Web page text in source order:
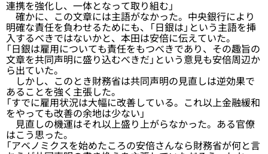
連携を強化し、一体となって取り組む」
確かに、この文章には主語がなかった。中央銀行により
明確な責任を負わせるためにも、「日銀は」という主語を挿
入するべきではないかと、本田は安倍に伝えていた。
「日銀は雇用についても責任をもつべきであり、その趣旨の
文章を共同声明に盛り込むべきだ」という意見も安倍周辺か
ら出ていた。
しかし、このとき財務省は共同声明の見直しは逆効果で
あることを強く主張した。
「すでに雇用状況は大幅に改善している。これ以上金融緩和
をやっても改善の余地は少ない」
見直しの機運はそれ以上盛り上がらなかった。ある官僚
はこう思った。
「アベノミクスを始めたころの安倍さんなら財務省が何と言